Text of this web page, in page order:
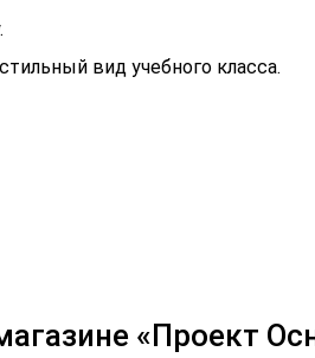
вид учебного класса.
«Проект